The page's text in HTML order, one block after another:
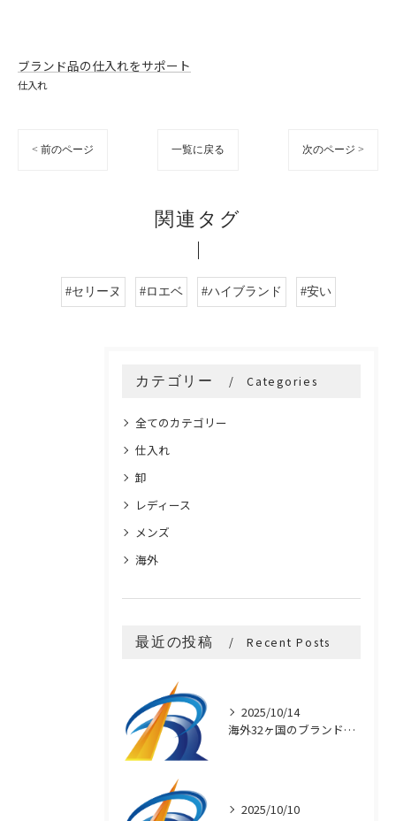
ブランド品の仕入れをサポート
仕入れ
< 前のページ 一覧に戻る 次のページ >
関連タグ
#セリーヌ #ロエベ #ハイブランド #安い
カテゴリー Categories
全てのカテゴリー
仕入れ
卸
レディース
メンズ
海外
最近の投稿 Recent Posts
2025/10/14
海外32ヶ国のブランド買付け術
2025/10/10